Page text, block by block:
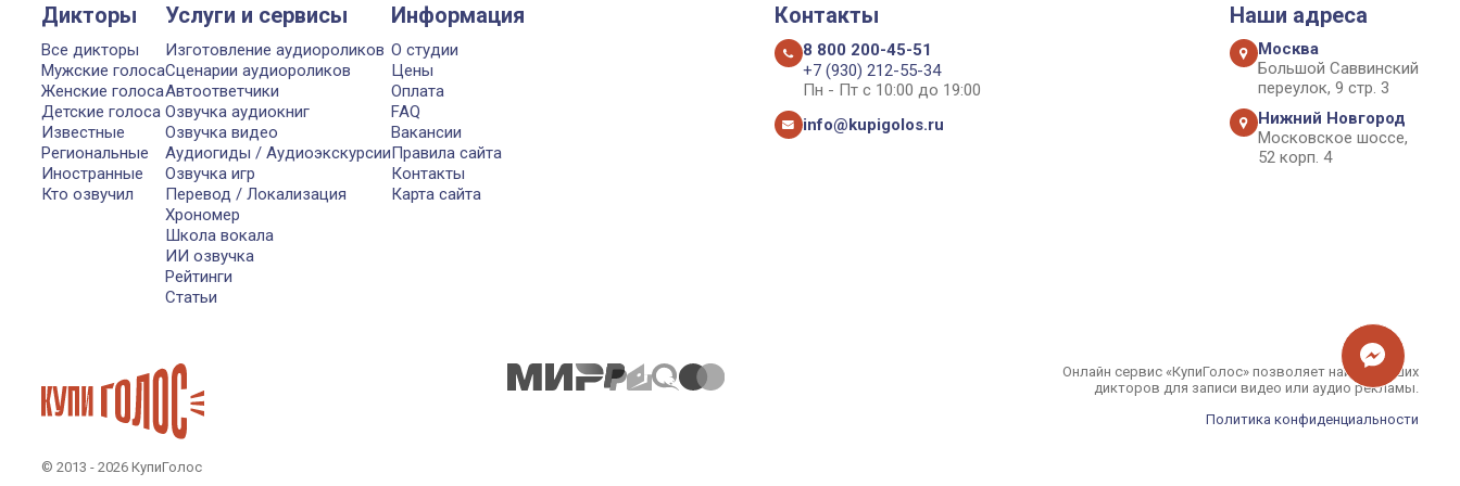
Дикторы
Все дикторы
Мужские голоса
Женские голоса
Детские голоса
Известные
Региональные
Иностранные
Кто озвучил
Услуги и сервисы
Изготовление аудиороликов
Сценарии аудиороликов
Автоответчики
Озвучка аудиокниг
Озвучка видео
Аудиогиды / Аудиоэкскурсии
Озвучка игр
Перевод / Локализация
Хрономер
Школа вокала
ИИ озвучка
Рейтинги
Статьи
Информация
О студии
Цены
Оплата
FAQ
Вакансии
Правила сайта
Контакты
Карта сайта
Контакты
8 800 200-45-51
+7 (930) 212-55-34
Пн - Пт с 10:00 до 19:00
info@kupigolos.ru
Наши адреса
Москва
Большой Саввинский
переулок, 9 стр. 3
Нижний Новгород
Московское шоссе,
52 корп. 4
© 2013 - 2026 КупиГолос
Онлайн сервис «КупиГолос» позволяет найти лучших
дикторов для записи видео или аудио рекламы.
Политика конфиденциальности